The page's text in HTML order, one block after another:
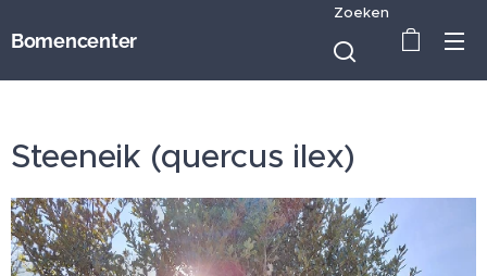
Bomencenter
Zoeken
Steeneik (quercus ilex)